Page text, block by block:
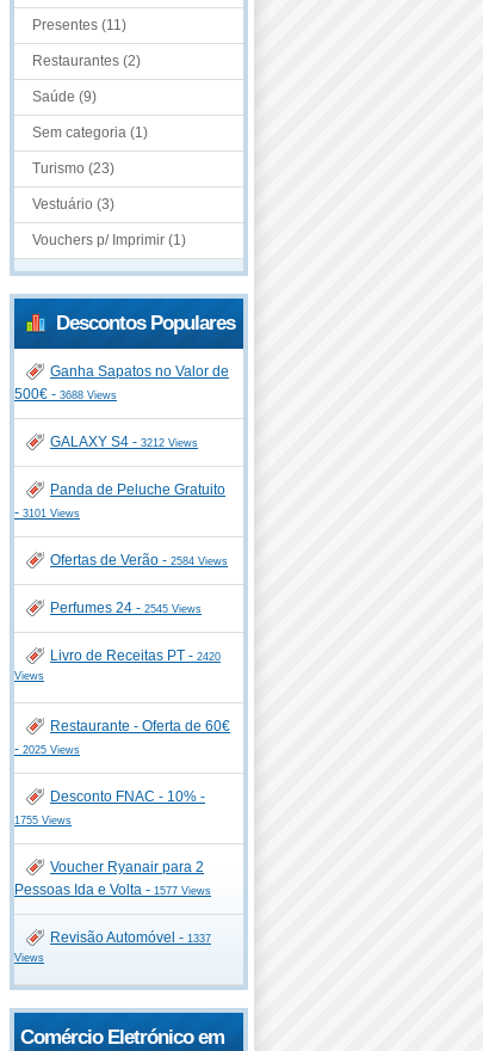
Presentes (11)
Restaurantes (2)
Saúde (9)
Sem categoria (1)
Turismo (23)
Vestuário (3)
Vouchers p/ Imprimir (1)
Descontos Populares
Ganha Sapatos no Valor de
500€ - 3688 Views
GALAXY S4 - 3212 Views
Panda de Peluche Gratuito
- 3101 Views
Ofertas de Verão - 2584 Views
Perfumes 24 - 2545 Views
Livro de Receitas PT - 2420
Views
Restaurante - Oferta de 60€
- 2025 Views
Desconto FNAC - 10% -
1755 Views
Voucher Ryanair para 2
Pessoas Ida e Volta - 1577 Views
Revisão Automóvel - 1337
Views
Comércio Eletrónico em